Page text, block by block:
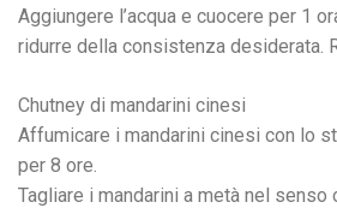
Aggiungere l’acqua e cuocere per 1
ridurre della consistenza desiderata.
Chutney di mandarini cinesi
Affumicare i mandarini cinesi con lo
per 8 ore.
Tagliare i mandarini a metà nel senso